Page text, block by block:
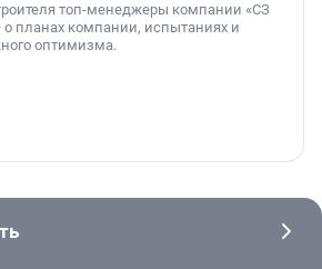
топ-менеджеры компании «СЗ
о планах компании, испытаниях и
оптимизма.